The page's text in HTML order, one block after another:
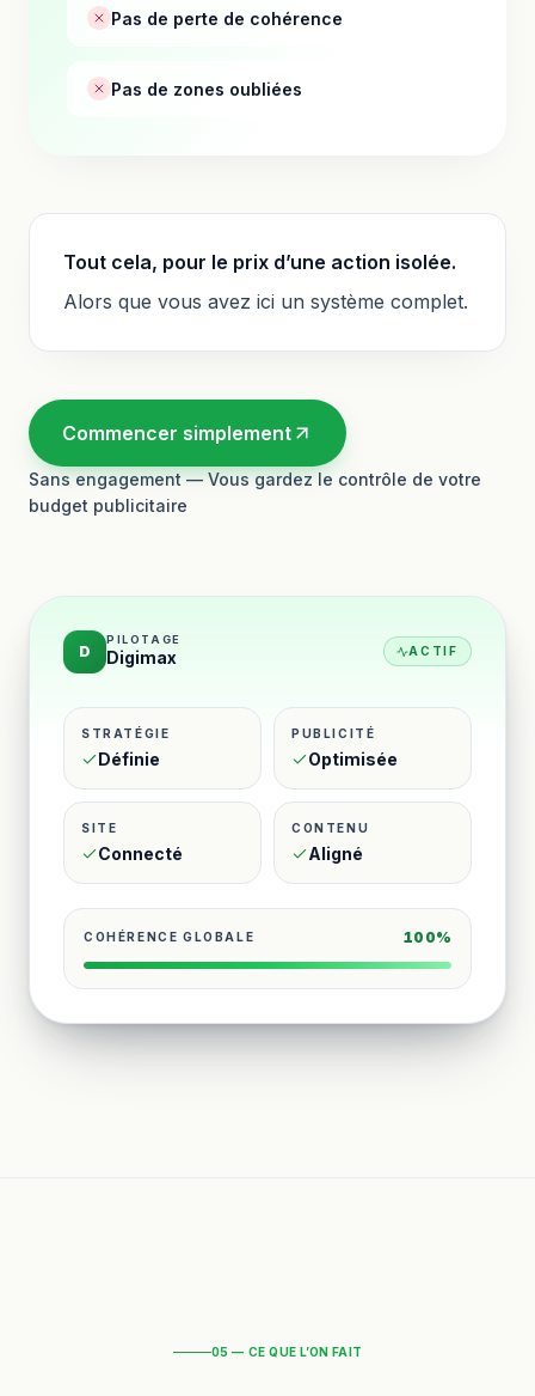
Pas de perte de cohérence
Pas de zones oubliées
Tout cela, pour le prix d’une action isolée.
Alors que vous avez ici un système complet.
Commencer simplement
Sans engagement — Vous gardez le contrôle de votre
budget publicitaire
D
PILOTAGE
Digimax ACTIF
STRATÉGIE
Définie
PUBLICITÉ
Optimisée
SITE
Connecté
CONTENU
Aligné
COHÉRENCE GLOBALE 100%
05 — CE QUE L’ON FAIT